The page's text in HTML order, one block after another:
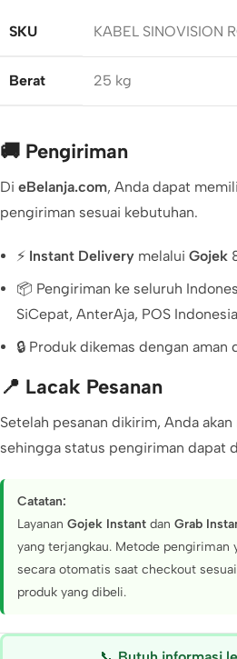
SKU KABEL SINOVISION
Berat 25 kg
🚚 Pengiriman
Di eBelanja.com, Anda dapat
pengiriman sesuai kebutuhan.
⚡ Instant Delivery melalui Gojek
📦 Pengiriman ke seluruh
SiCepat, AnterAja, POS
🔒 Produk dikemas dengan
📍 Lacak Pesanan
Setelah pesanan dikirim, Anda
sehingga status pengiriman dapat
Catatan:
Layanan Gojek Instant dan Grab
yang terjangkau. Metode pengiriman
secara otomatis saat checkout
produk yang dibeli.